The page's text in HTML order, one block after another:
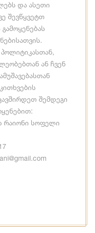
და ასეთი
შევწყვეტთ
ან ჩვენ
შემდეგი
რაიონი სოფელი